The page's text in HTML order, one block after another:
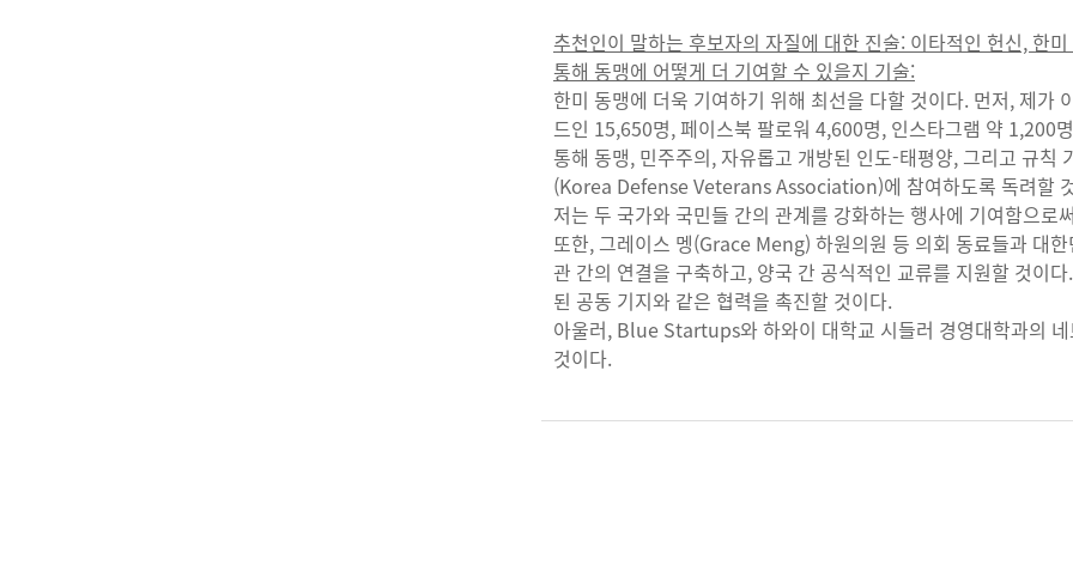
추천인이 말하는 후보자의 자질에 대한 진술: 이타적인 헌신, 한
통해 동맹에 어떻게 더 기여할 수 있을지 기술:
한미 동맹에 더욱 기여하기 위해 최선을 다할 것이다. 먼저, 제가
드인 15,650명, 페이스북 팔로워 4,600명, 인스타그램 약 1,200
통해 동맹, 민주주의, 자유롭고 개방된 인도-태평양, 그리고 규칙
(Korea Defense Veterans Association)에 참여하도록 독려할
저는 두 국가와 국민들 간의 관계를 강화하는 행사에 기여함으
또한, 그레이스 멩(Grace Meng) 하원의원 등 의회 동료들과 대
관 간의 연결을 구축하고, 양국 간 공식적인 교류를 지원할 것이
된 공동 기지와 같은 협력을 촉진할 것이다.
아울러, Blue Startups와 하와이 대학교 시들러 경영대학과의
것이다.